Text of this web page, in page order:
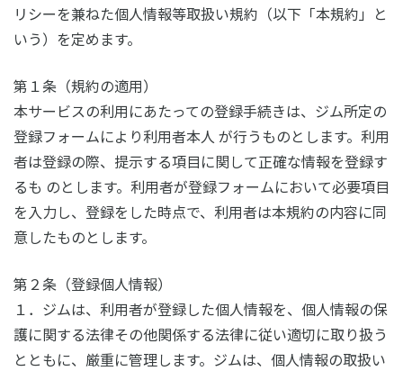
リシーを兼ねた個人情報等取扱い規約（以下「本規約」と
いう）を定めます。
第１条（規約の適用）
本サービスの利用にあたっての登録手続きは、ジム所定の
登録フォームにより利用者本人 が行うものとします。利用
者は登録の際、提示する項目に関して正確な情報を登録す
るも のとします。利用者が登録フォームにおいて必要項目
を入力し、登録をした時点で、利用者は本規約の内容に同
意したものとします。
第２条（登録個人情報）
１．ジムは、利用者が登録した個人情報を、個人情報の保
護に関する法律その他関係する法律に従い適切に取り扱う
とともに、厳重に管理します。ジムは、個人情報の取扱い